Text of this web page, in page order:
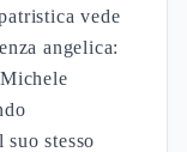
vede
angelica:
stesso